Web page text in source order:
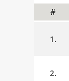
#
1.
2.